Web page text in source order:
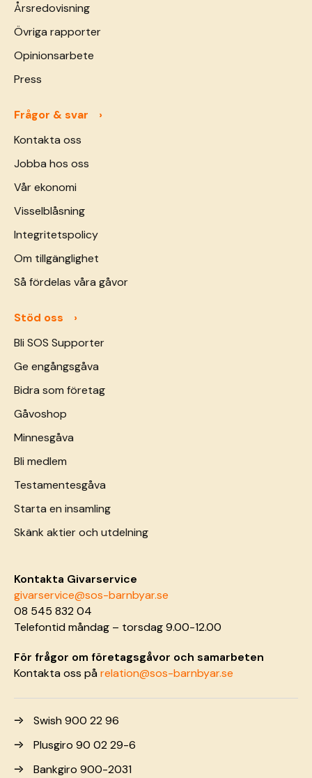
Årsredovisning
Övriga rapporter
Opinionsarbete
Press
Frågor & svar
Kontakta oss
Jobba hos oss
Vår ekonomi
Visselblåsning
Integritetspolicy
Om tillgänglighet
Så fördelas våra gåvor
Stöd oss
Bli SOS Supporter
Ge engångsgåva
Bidra som företag
Gåvoshop
Minnesgåva
Bli medlem
Testamentesgåva
Starta en insamling
Skänk aktier och utdelning
Kontakta Givarservice
givarservice@sos-barnbyar.se
08 545 832 04
Telefontid måndag – torsdag 9.00-12.00
För frågor om företagsgåvor och samarbeten
Kontakta oss pårelation@sos-barnbyar.se
Swish 900 22 96
Plusgiro 90 02 29-6
Bankgiro 900-2031